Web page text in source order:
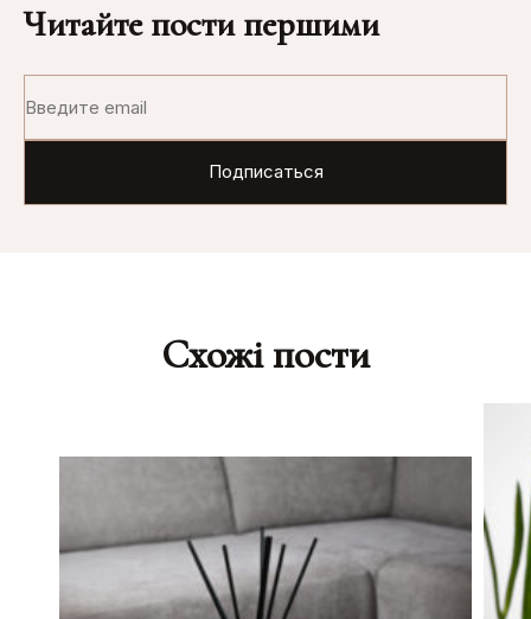
Читайте пости першими
Схожі пости